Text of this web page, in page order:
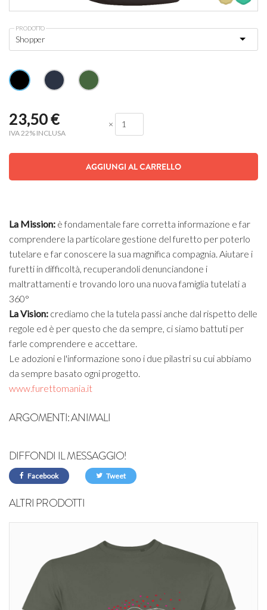
PRODOTTO
23,50€
IVA 22% INCLUSA
×
AGGIUNGI AL CARRELLO
La Mission: è fondamentale fare corretta informazione e far
comprendere la particolare gestione del furetto per poterlo
tutelare e far conoscere la sua magnifica compagnia. Aiutare i
furetti in difficoltà, recuperandoli denunciandone i
maltrattamenti e trovando loro una nuova famiglia tutelati a
360°
La Vision: crediamo che la tutela passi anche dal rispetto delle
regole ed è per questo che da sempre, ci siamo battuti per
farle comprendere e accettare.
Le adozioni e l'informazione sono i due pilastri su cui abbiamo
da sempre basato ogni progetto.
www.furettomania.it
ARGOMENTI:ANIMALI
DIFFONDI IL MESSAGGIO!
Facebook Tweet
ALTRI PRODOTTI